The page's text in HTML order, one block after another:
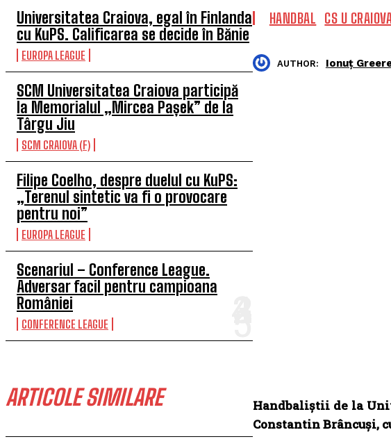
Universitatea Craiova, egal în Finlanda
cu KuPS. Calificarea se decide în Bănie
EUROPA LEAGUE
SCM Universitatea Craiova participă
la Memorialul „Mircea Pașek” de la
Târgu Jiu
SCM CRAIOVA (F)
Filipe Coelho, despre duelul cu KuPS:
„Terenul sintetic va fi o provocare
pentru noi”
EUROPA LEAGUE
Scenariul – Conference League.
Adversar facil pentru campioana
României
CONFERENCE LEAGUE
ARTICOLE SIMILARE
HANDBAL CS U
AUTHOR: Ionuț
Handbaliştii de la
Constantin Brâncuși,